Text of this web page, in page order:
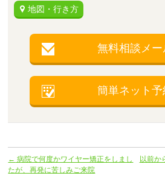
地図・行き方
無料相談メー
簡単ネット予
← 病院で何度かワイヤー矯正をしまし
たが、再発に苦しみご来院
以前か